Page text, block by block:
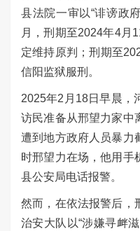
县法院一审以“诽谤政
月，刑期至2024年4月
定维持原判；刑期至
信阳监狱服刑。
2025年2月18日早晨，
访民准备从邢望力家中
遭到地方政府人员暴力
时邢望力在场，他用手
县公安局电话报警。
然而，在依法报警后，
治安大队以“涉嫌寻衅